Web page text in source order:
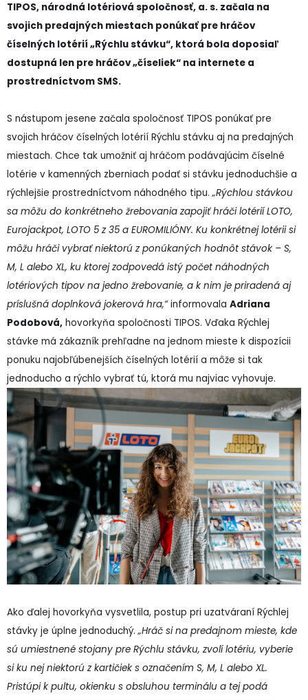
TIPOS, národná lotériová spoločnosť, a. s. začala na
svojich predajných miestach ponúkať pre hráčov
číselných lotérií „Rýchlu stávku“, ktorá bola doposiaľ
dostupná len pre hráčov „číseliek“ na internete a
prostredníctvom SMS.
S nástupom jesene začala spoločnosť TIPOS ponúkať pre
svojich hráčov číselných lotérií Rýchlu stávku aj na predajných
miestach. Chce tak umožniť aj hráčom podávajúcim číselné
lotérie v kamenných zberniach podať si stávku jednoduchšie a
rýchlejšie prostredníctvom náhodného tipu.„Rýchlou stávkou
sa môžu do konkrétneho žrebovania zapojiť hráči lotérií LOTO,
Eurojackpot, LOTO 5 z 35 a EUROMILIÓNY. Ku konkrétnej lotérii si
môžu hráči vybrať niektorú z ponúkaných hodnôt stávok – S,
M, L alebo XL, ku ktorej zodpovedá istý počet náhodných
lotériových tipov na jedno žrebovanie, a k nim je priradená aj
príslušná doplnková jokerová hra,“informovala Adriana
Podobová, hovorkyňa spoločnosti TIPOS. Vďaka Rýchlej
stávke má zákazník prehľadne na jednom mieste k dispozícii
ponuku najobľúbenejších číselných lotérií a môže si tak
jednoducho a rýchlo vybrať tú, ktorá mu najviac vyhovuje.
Ako ďalej hovorkyňa vysvetlila, postup pri uzatváraní Rýchlej
stávky je úplne jednoduchý.„Hráč si na predajnom mieste, kde
sú umiestnené stojany pre Rýchlu stávku, zvolí lotériu, vyberie
si ku nej niektorú z kartičiek s označením S, M, L alebo XL.
Pristúpi k pultu, okienku s obsluhou terminálu a tej podá